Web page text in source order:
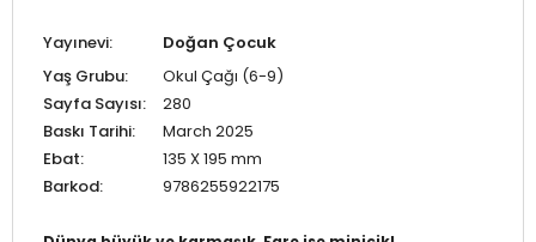
Yayınevi:
Doğan Çocuk
Yaş Grubu:
Okul Çağı (6-9)
Sayfa Sayısı:
280
Baskı Tarihi:
March 2025
Ebat:
135 X 195 mm
Barkod:
9786255922175